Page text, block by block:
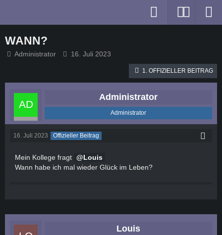
WANN?
Administrator 16. Juli 2023
1. OFFIZIELLER BEITRAG
Administrator
Administrator
16. Juli 2023 Offizieller Beitrag
Mein Kollege fragt
Louis
Wann habe ich mal wieder Glück im Leben?
Louis